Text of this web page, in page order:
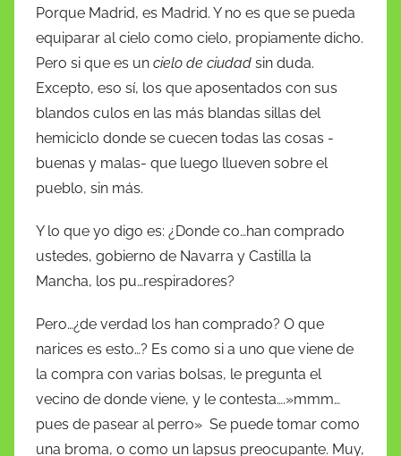
Porque Madrid, es Madrid. Y no es que se pueda
equiparar al cielo como cielo, propiamente dicho.
Pero si que es un cielo de ciudad sin duda.
Excepto, eso sí, los que aposentados con sus
blandos culos en las más blandas sillas del
hemiciclo donde se cuecen todas las cosas -
buenas y malas- que luego llueven sobre el
pueblo, sin más.
Y lo que yo digo es: ¿Donde co…han comprado
ustedes, gobierno de Navarra y Castilla la
Mancha, los pu…respiradores?
Pero…¿de verdad los han comprado? O que
narices es esto…? Es como si a uno que viene de
la compra con varias bolsas, le pregunta el
vecino de donde viene, y le contesta….»mmm…
pues de pasear al perro» Se puede tomar como
una broma, o como un lapsus preocupante. Muy,